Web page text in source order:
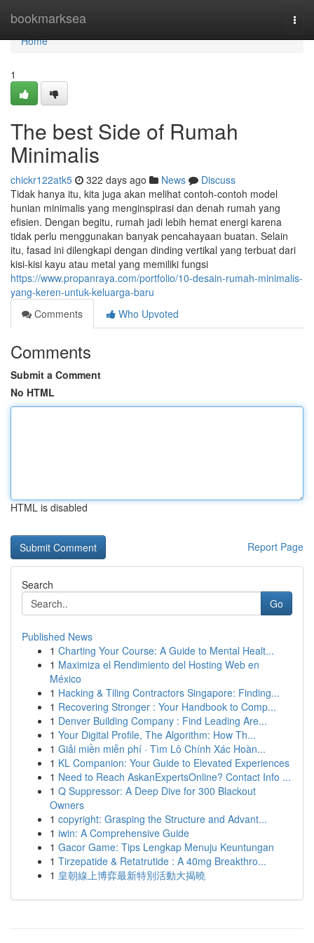
bookmarksea
Home
Home
1
The best Side of Rumah
Minimalis
chickr122atk5 322 days ago News
Discuss
Tidak hanya itu, kita juga akan melihat contoh-contoh model
hunian minimalis yang menginspirasi dan denah rumah yang
efisien. Dengan begitu, rumah jadi lebih hemat energi karena
tidak perlu menggunakan banyak pencahayaan buatan. Selain
itu, fasad ini dilengkapi dengan dinding vertikal yang terbuat dari
kisi-kisi kayu atau metal yang memiliki fungsi
https://www.propanraya.com/portfolio/10-desain-rumah-minimalis-
yang-keren-untuk-keluarga-baru
Comments
Who Upvoted
Comments
Submit a Comment
No HTML
HTML is disabled
Report Page
Search
Go
Published News
1 Charting Your Course: A Guide to Mental Healt...
1 Maximiza el Rendimiento del Hosting Web en
México
1 Hacking & Tiling Contractors Singapore: Finding...
1 Recovering Stronger : Your Handbook to Comp...
1 Denver Building Company : Find Leading Are...
1 Your Digital Profile, The Algorithm: How Th...
1 Giải miền miễn phí · Tìm Lô Chính Xác Hoàn...
1 KL Companion: Your Guide to Elevated Experiences
1 Need to Reach AskanExpertsOnline? Contact Info ...
1 Q Suppressor: A Deep Dive for 300 Blackout
Owners
1 copyright: Grasping the Structure and Advant...
1 iwin: A Comprehensive Guide
1 Gacor Game: Tips Lengkap Menuju Keuntungan
1 Tirzepatide & Retatrutide : A 40mg Breakthro...
1 皇朝線上博弈最新特別活動大揭曉